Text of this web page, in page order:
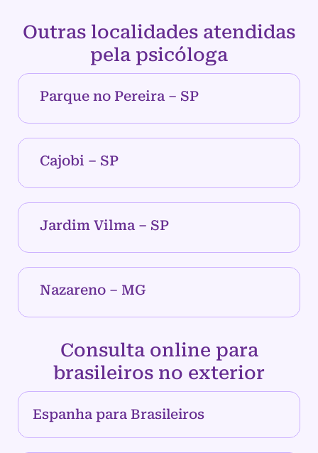
Outras localidades atendidas
pela psicóloga
Parque no Pereira – SP
Cajobi – SP
Jardim Vilma – SP
Nazareno – MG
Consulta online para
brasileiros no exterior
Espanha para Brasileiros